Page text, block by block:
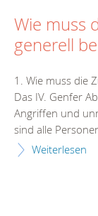
Wie muss
generell
1. Wie muss die
Das IV. Genfer
Angriffen und
sind alle
Weiterlesen